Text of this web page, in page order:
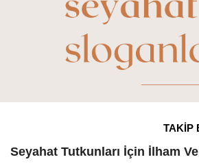
TAKİP
Seyahat Tutkunları İçin İlham